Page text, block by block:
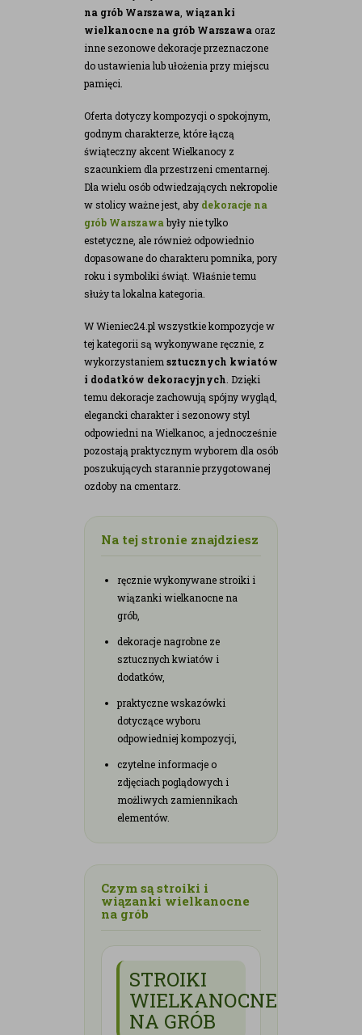
na grób Warszawa wiązanki
wielkanocne na grób Warszawa oraz
inne sezonowe dekoracje przeznaczone
do ustawienia lub ułożenia przy miejscu
pamięci.
Oferta dotyczy kompozycji o spokojnym,
godnym charakterze, które łączą
świąteczny akcent Wielkanocy z
szacunkiem dla przestrzeni cmentarnej.
Dla wielu osób odwiedzających nekropolie
w stolicy ważne jest, aby dekoracje na
grób Warszawa były nie tylko
estetyczne, ale również odpowiednio
dopasowane do charakteru pomnika, pory
roku i symboliki świąt. Właśnie temu
służy ta lokalna kategoria.
W Wieniec24.pl wszystkie kompozycje w
tej kategorii są wykonywane ręcznie, z
wykorzystaniem sztucznych kwiatów
i dodatków dekoracyjnych . Dzięki
temu dekoracje zachowują spójny wygląd,
elegancki charakter i sezonowy styl
odpowiedni na Wielkanoc, a jednocześnie
pozostają praktycznym wyborem dla osób
poszukujących starannie przygotowanej
ozdoby na cmentarz.
Na tej stronie znajdziesz
ręcznie wykonywane stroiki i
wiązanki wielkanocne na
grób,
dekoracje nagrobne ze
sztucznych kwiatów i
dodatków,
praktyczne wskazówki
dotyczące wyboru
odpowiedniej kompozycji,
czytelne informacje o
zdjęciach poglądowych i
możliwych zamiennikach
elementów.
Czym są stroiki i
wiązanki wielkanocne
na grób
STROIKI
WIELKANOCNE
NA GRÓB